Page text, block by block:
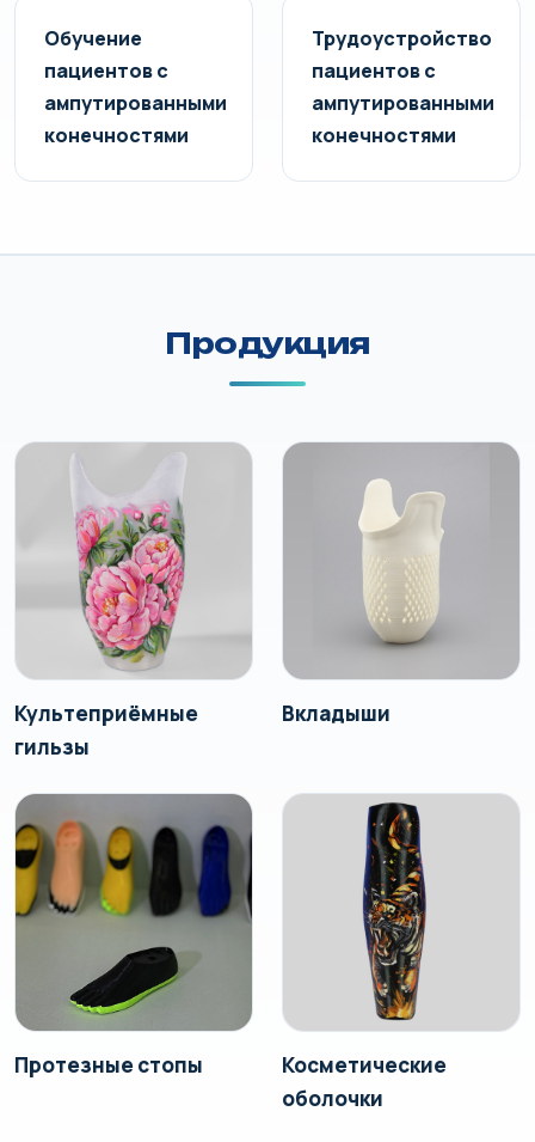
Обучение
пациентов с
ампутированными
конечностями
Трудоустройство
пациентов с
ампутированными
конечностями
Продукция
Культеприёмные
гильзы
Вкладыши
Протезные стопы
Косметические
оболочки